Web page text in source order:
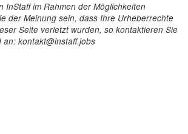
InStaff im Rahmen der Möglichkeiten
der Meinung sein, dass Ihre Urheberrechte
Seite verletzt wurden, so kontaktieren Sie
kontakt@instaff.jobs